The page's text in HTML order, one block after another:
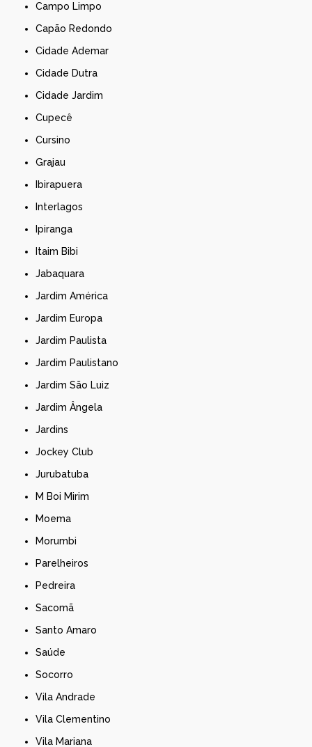
Campo Limpo
Capão Redondo
Cidade Ademar
Cidade Dutra
Cidade Jardim
Cupecê
Cursino
Grajau
Ibirapuera
Interlagos
Ipiranga
Itaim Bibi
Jabaquara
Jardim América
Jardim Europa
Jardim Paulista
Jardim Paulistano
Jardim São Luiz
Jardim Ângela
Jardins
Jockey Club
Jurubatuba
M Boi Mirim
Moema
Morumbi
Parelheiros
Pedreira
Sacomã
Santo Amaro
Saúde
Socorro
Vila Andrade
Vila Clementino
Vila Mariana